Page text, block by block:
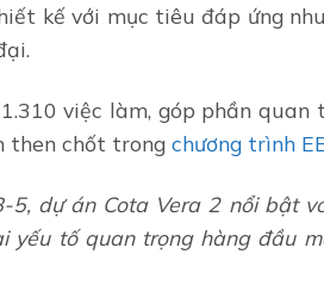
kế với mục tiêu đáp ứng
việc làm, góp phần quan
then chốt trong chương trình
dự án Cota Vera 2 nổi bật
yếu tố quan trọng hàng đầu